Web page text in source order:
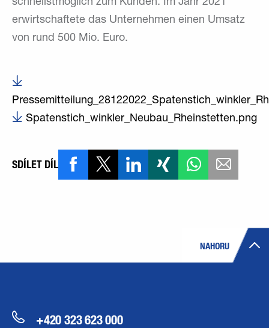
schnellstmöglich zum Kunden. Im Jahr 2021
erwirtschaftete das Unternehmen einen Umsatz
von rund 500 Mio. Euro.
Spatenstich_winkler_Neubau_Rheinstetten.png
SDÍLET DÍL
NAHORU
+420 323 623 000